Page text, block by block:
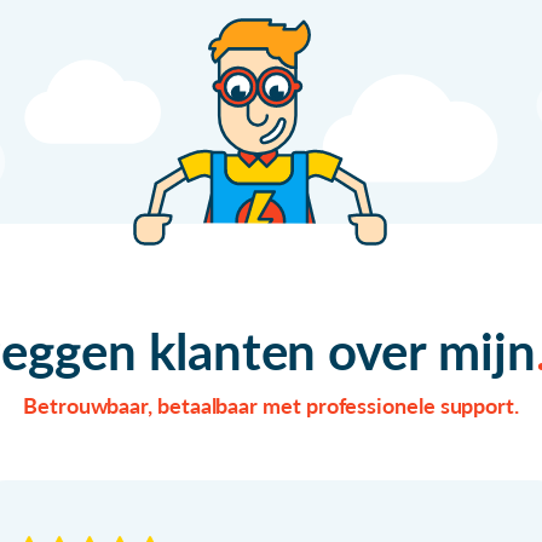
klanten over mijn
Betrouwbaar, betaalbaar met professionele support.